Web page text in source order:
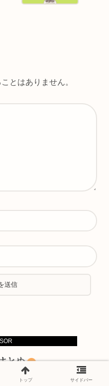
とはありません。
トップ サイドバー